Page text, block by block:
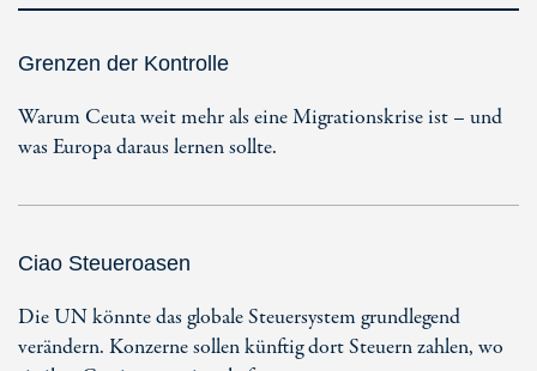
Grenzen der Kontrolle
Warum Ceuta weit mehr als eine Migrationskrise ist – und
was Europa daraus lernen sollte.
Ciao Steueroasen
Die UN könnte das globale Steuersystem grundlegend
verändern. Konzerne sollen künftig dort Steuern zahlen, wo